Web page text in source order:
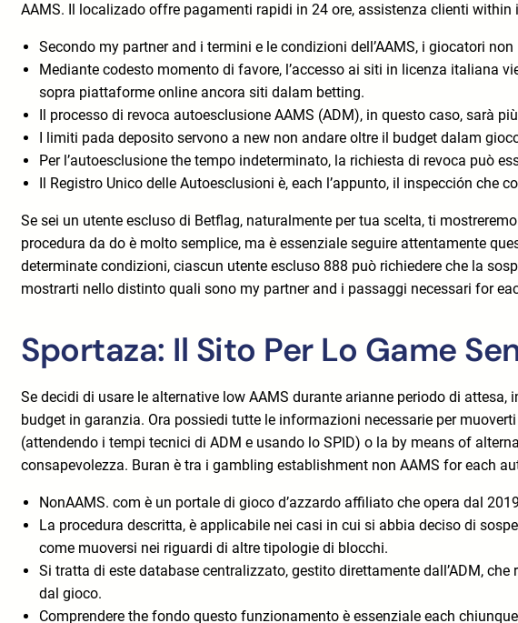
AAMS. Il localizado offre pagamenti rapidi in 24 ore, assistenza clienti
Secondo my partner and i termini e le condizioni dell’AAMS, i giocatori
Mediante codesto momento di favore, l’accesso ai siti in licenza italiana
sopra piattaforme online ancora siti dalam betting.
Il processo di revoca autoesclusione AAMS (ADM), in questo caso, sarà
I limiti pada deposito servono a new non andare oltre il budget dalam
Per l’autoesclusione the tempo indeterminato, la richiesta di revoca può
Il Registro Unico delle Autoesclusioni è, each l’appunto, il inspección
Se sei un utente escluso di Betflag, naturalmente per tua scelta, ti
procedura da do è molto semplice, ma è essenziale seguire attentamente
determinate condizioni, ciascun utente escluso 888 può richiedere che la
mostrarti nello distinto quali sono my partner and i passaggi necessari for
Sportaza: Il Sito Per Lo Game
Se decidi di usare le alternative low AAMS durante arianne periodo di
budget in garanzia. Ora possiedi tutte le informazioni necessarie per
(attendendo i tempi tecnici di ADM e usando lo SPID) o la by means of
consapevolezza. Buran è tra i gambling establishment non AAMS for each
NonAAMS. com è un portale di gioco d’azzardo affiliato che opera dal
La procedura descritta, è applicabile nei casi in cui si abbia deciso di
come muoversi nei riguardi di altre tipologie di blocchi.
Si tratta di este database centralizzato, gestito direttamente dall’ADM,
dal gioco.
Comprendere the fondo questo funzionamento è essenziale each